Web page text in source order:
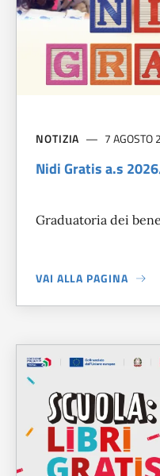
NOTIZIA 7 AGOSTO
Nidi Gratis a.s
Graduatoria dei
VAI ALLA PAGINA
A PROPOSITO DINIDI